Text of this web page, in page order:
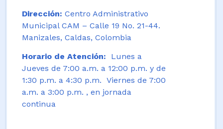
Dirección: Centro Administrativo
Municipal CAM – Calle 19 No. 21-44.
Manizales, Caldas, Colombia
Horario de Atención: Lunes a
Jueves de 7:00 a.m. a 12:00 p.m. y de
1:30 p.m. a 4:30 p.m. Viernes de 7:00
a.m. a 3:00 p.m. , en jornada
continua